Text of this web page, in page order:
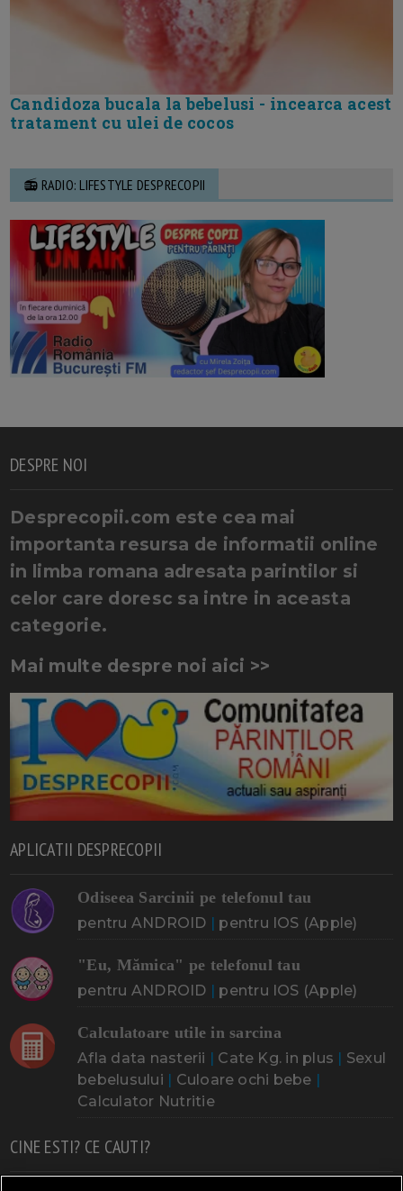
Candidoza bucala la bebelusi - incearca acest
tratament cu ulei de cocos
📻 RADIO: LIFESTYLE DESPRECOPII
DESPRE NOI
Desprecopii.com este cea mai
importanta resursa de informatii online
in limba romana adresata parintilor si
celor care doresc sa intre in aceasta
categorie.
Mai multe despre noi aici >>
APLICATII DESPRECOPII
Odiseea Sarcinii pe telefonul tau
pentru ANDROID | pentru IOS (Apple)
"Eu, Mămica" pe telefonul tau
pentru ANDROID | pentru IOS (Apple)
Calculatoare utile in sarcina
Afla data nasterii | Cate Kg. in plus | Sexul
bebelusului | Culoare ochi bebe |
Calculator Nutritie
CINE ESTI? CE CAUTI?